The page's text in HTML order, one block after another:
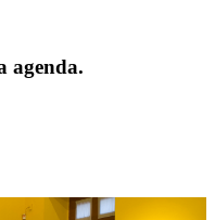
agenda.